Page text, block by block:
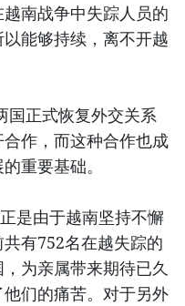
南战争中失踪人员的
能够持续，离不开越
国正式恢复外交关系
作，而这种合作也成
重要基础。
是由于越南坚持不懈
有752名在越失踪的
为亲属带来期待已久
们的痛苦。对于另外